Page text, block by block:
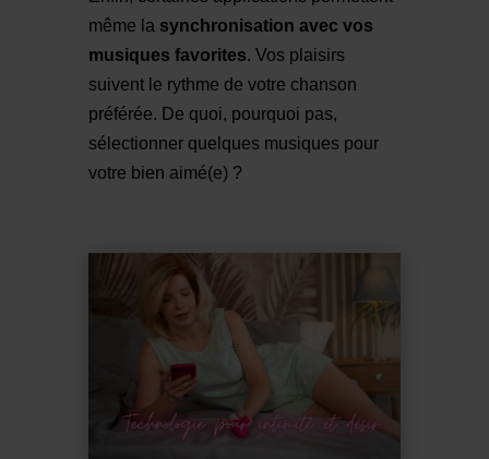
même la synchronisation avec vos
musiques favorites. Vos plaisirs
suivent le rythme de votre chanson
préférée. De quoi, pourquoi pas,
sélectionner quelques musiques pour
votre bien aimé(e) ?